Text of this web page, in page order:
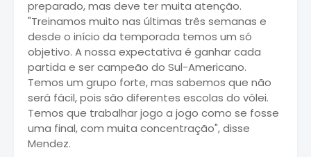
preparado, mas deve ter muita atenção.
"Treinamos muito nas últimas três semanas e
desde o início da temporada temos um só
objetivo. A nossa expectativa é ganhar cada
partida e ser campeão do Sul-Americano.
Temos um grupo forte, mas sabemos que não
será fácil, pois são diferentes escolas do vôlei.
Temos que trabalhar jogo a jogo como se fosse
uma final, com muita concentração", disse
Mendez.